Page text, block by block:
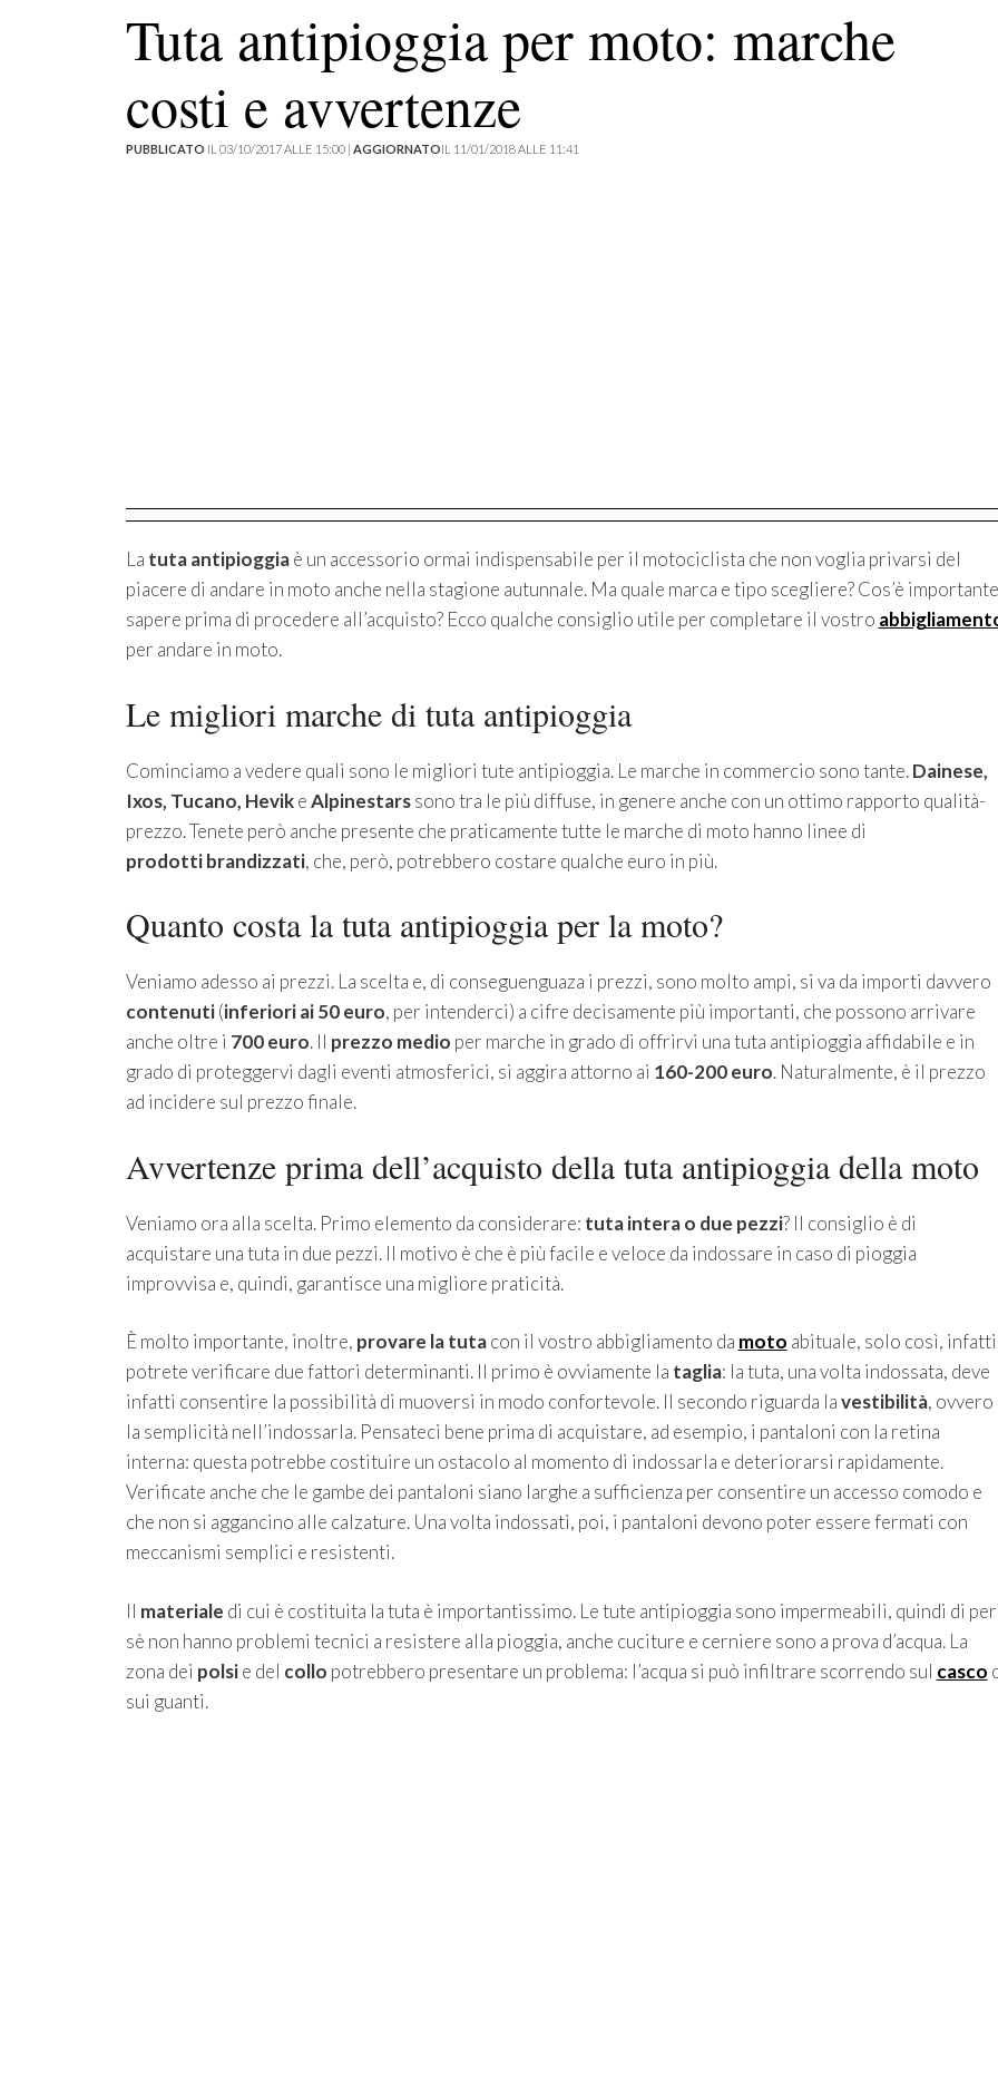
Tuta antipioggia per moto: marche
costi e avvertenze
PUBBLICATO IL 03/10/2017 ALLE 15:00 | AGGIORNATOIL 11/01/2018 ALLE 11:41
La tuta antipioggiaè un accessorio ormai indispensabile per il motociclista che non voglia privarsi del
piacere di andare in moto anche nella stagione autunnale. Ma quale marca e tipo scegliere? Cos’è importante
sapere prima di procedere all’acquisto? Ecco qualche consiglio utile per completare il vostro
per andare in moto.
Le migliori marche di tuta antipioggia
Cominciamo a vedere quali sono le migliori tute antipioggia. Le marche in commercio sono tante.Dainese,
Ixos, Tucano, HevikeAlpinestarssono tra le più diffuse, in genere anche con un ottimo rapporto qualità-
prezzo. Tenete però anche presente che praticamente tutte le marche di moto hanno linee di
prodotti brandizzati, che, però, potrebbero costare qualche euro in più.
Quanto costa la tuta antipioggia per la moto?
Veniamo adesso ai prezzi. La scelta e, di conseguenguaza i prezzi, sono molto ampi, si va da importi davvero
contenuti(inferiori ai 50 euro, per intenderci) a cifre decisamente più importanti, che possono arrivare
anche oltre i 700 euro. Il prezzo medio per marche in grado di offrirvi una tuta antipioggia affidabile e in
grado di proteggervi dagli eventi atmosferici, si aggira attorno ai 160-200 euro. Naturalmente, è il prezzo
ad incidere sul prezzo finale.
Avvertenze prima dell’acquisto della tuta antipioggia della moto
Veniamo ora alla scelta. Primo elemento da considerare: tuta intera o due pezzi? Il consiglio è di
acquistare una tuta in due pezzi. Il motivo è che è più facile e veloce da indossare in caso di pioggia
improvvisa e, quindi, garantisce una migliore praticità.
È molto importante, inoltre, provare la tutacon il vostro abbigliamento da moto abituale, solo così,
potrete verificare due fattori determinanti. Il primo è ovviamente la taglia: la tuta, una volta indossata, deve
infatti consentire la possibilità di muoversi in modo confortevole. Il secondo riguarda lavestibilità, ovvero
la semplicità nell’indossarla. Pensateci bene prima di acquistare, ad esempio, i pantaloni con la retina
interna: questa potrebbe costituire un ostacolo al momento di indossarla e deteriorarsi rapidamente.
Verificate anche che le gambe dei pantaloni siano larghe a sufficienza per consentire un accesso comodo e
che non si aggancino alle calzature. Una volta indossati, poi, i pantaloni devono poter essere fermati con
meccanismi semplici e resistenti.
Il materiale di cui è costituita la tuta è importantissimo. Le tute antipioggia sono impermeabili, quindi di per
sè non hanno problemi tecnici a resistere alla pioggia, anche cuciture e cerniere sono a prova d’acqua. La
zona dei polsie del collo potrebbero presentare un problema: l’acqua si può infiltrare scorrendo sul casco
sui guanti.